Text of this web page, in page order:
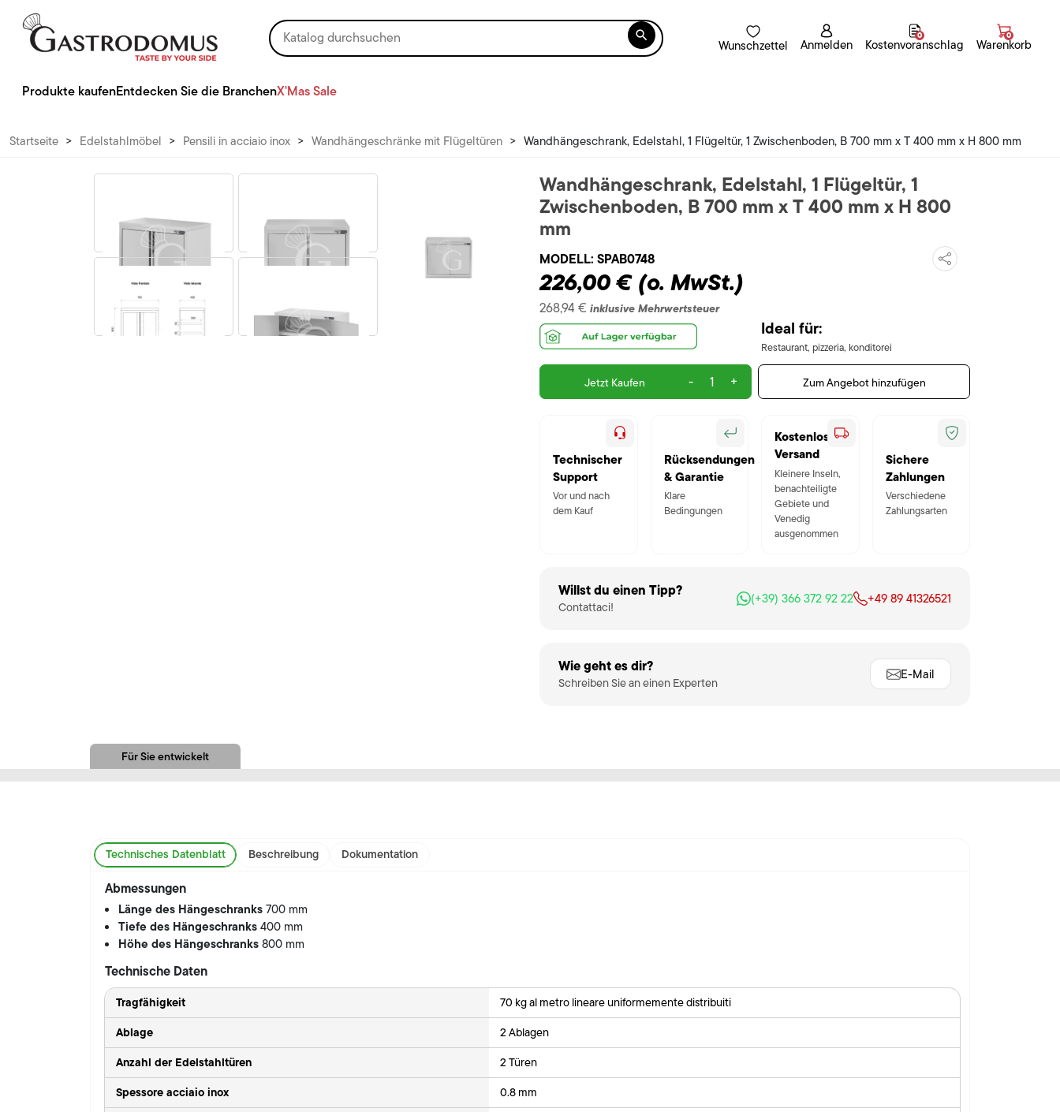

Wunschzettel Anmelden Kostenvoranschlag
0
Warenkorb
0
Produkte kaufenEntdecken Sie die BranchenX'Mas Sale
Startseite > Edelstahlmöbel > Pensili in acciaio inox > Wandhängeschränke mit Flügeltüren > Wandhängeschrank, Edelstahl, 1 Flügeltür, 1 Zwischenboden, B 700 mm x T 400 mm x H 800 mm
Wandhängeschrank, Edelstahl, 1 Flügeltür, 1
Zwischenboden, B 700 mm x T 400 mm x H 800
mm
MODELL: SPAB0748
226,00 € (o. MwSt.)
268,94 € inklusive Mehrwertsteuer
Ideal für:
Restaurant, pizzeria, konditorei
Jetzt Kaufen - + Zum Angebot hinzufügen
Technischer
Support
Vor und nach
dem Kauf
Rücksendungen
& Garantie
Klare
Bedingungen
Kostenloser
Versand
Kleinere Inseln,
benachteiligte
Gebiete und
Venedig
ausgenommen
Sichere
Zahlungen
Verschiedene
Zahlungsarten
Willst du einen Tipp?
Contattaci!
(+39) 366 372 92 22 +49 89 41326521
Wie geht es dir?
Schreiben Sie an einen Experten
E-Mail
Für Sie entwickelt
Technisches Datenblatt Beschreibung Dokumentation
Abmessungen
Länge des Hängeschranks700 mm
Tiefe des Hängeschranks400 mm
Höhe des Hängeschranks800 mm
Technische Daten
Tragfähigkeit 70 kg al metro lineare uniformemente distribuiti
Ablage 2 Ablagen
Anzahl der Edelstahltüren 2 Türen
Spessore acciaio inox 0.8 mm